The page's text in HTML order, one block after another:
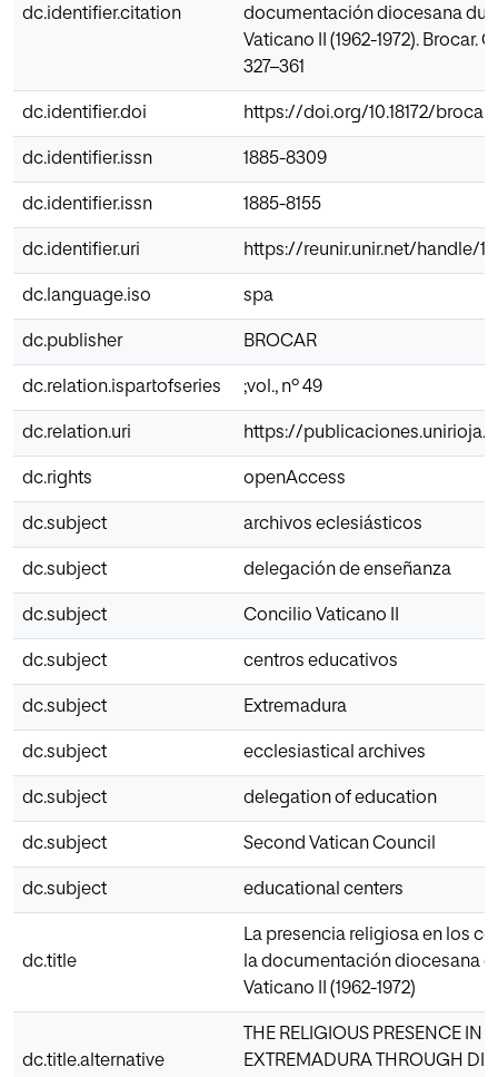
dc.identifier.citation
documentación diocesana
Vaticano II (1962-1972). Brocar.
327–361
dc.identifier.doi https://doi.org/10.18172/
dc.identifier.issn 1885-8309
dc.identifier.issn 1885-8155
dc.identifier.uri https://reunir.unir.net/handle/
dc.language.iso spa
dc.publisher BROCAR
dc.relation.ispartofseries ;vol., nº 49
dc.relation.uri https://
dc.rights openAccess
dc.subject archivos eclesiásticos
dc.subject delegación de enseñanza
dc.subject Concilio Vaticano II
dc.subject centros educativos
dc.subject Extremadura
dc.subject ecclesiastical archives
dc.subject delegation of education
dc.subject Second Vatican Council
dc.subject educational centers
dc.title
La presencia religiosa en los
la documentación diocesana
Vaticano II (1962-1972)
dc.title.alternative
THE RELIGIOUS PRESENCE IN
EXTREMADURA THROUGH